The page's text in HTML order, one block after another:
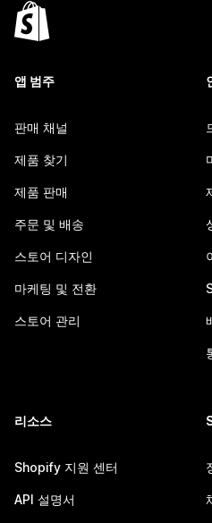
앱 범주
판매 채널
제품 찾기
제품 판매
주문 및 배송
스토어 디자인
마케팅 및 전환
스토어 관리
리소스
Shopify 지원 센터
API 설명서